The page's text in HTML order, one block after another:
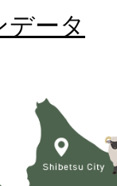
データ